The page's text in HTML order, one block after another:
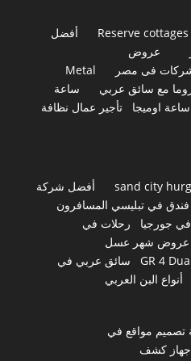
Reserve
أفضل
عروض
فى مصر
Metal
مع سائق عربي
ساعة
ساعة اوميجا تأجير عمال نظافة
sand city
أفضل شركة
في تبليسي المسافرون
جورجيا
رحلات في
عروض شهر عسل
GR 4
سائق عربي في
أنواع البن العربي
مواقع في
جهاز كشف